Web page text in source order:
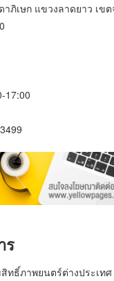
ภิเษก แขวงลาดยาว เขต
17:00
ร
ทธิ์ภาพยนตร์ต่างประเท